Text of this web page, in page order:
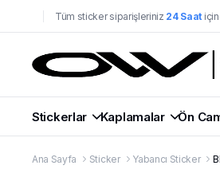
Tüm sticker siparişleriniz 24 Saat
Stickerlar Kaplamalar Ön
Ana Sayfa Sticker Yabancı Sticker